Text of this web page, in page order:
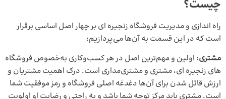
چیست؟
راه اندازی و مدیریت فروشگاه زنجیره ای بر چهار اصل اساسی برقرار
است که در این قسمت به آن‌ها می‌پردازیم:
مشتری: اولین و مهم‌ترین اصل در هر کسب‌وکاری به‌خصوص فروشگاه‌
های زنجیره ای، مشتری و مشتری‌مداری است. درک اهمیت مشتریان و
ارزش قائل شدن برای آن‌ها دغدغه اصلی فروشگاه و رمز موفقیت شما
است. مشتری باید مرکز توجه شما باشد و به راحتی و رضایت او اولویت